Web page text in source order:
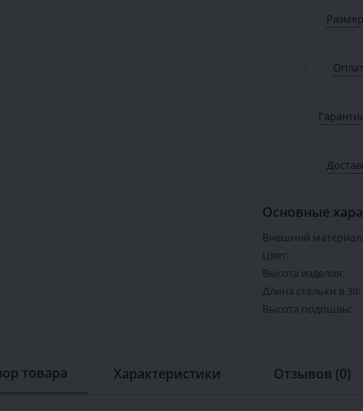
Основные
Внешний материал:
Цвет:
Высота изделия:
Длина стельки в 38:
Высота подошвы:
товара Характеристики Отзывов (0)